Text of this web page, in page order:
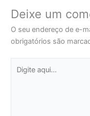
Deixe um
O seu endereço de e-
obrigatórios são
aqui...